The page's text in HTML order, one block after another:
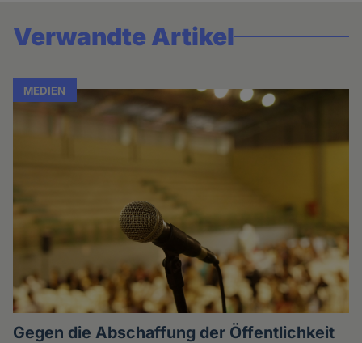
Verwandte Artikel
MEDIEN
Gegen die Abschaffung der Öffentlichkeit